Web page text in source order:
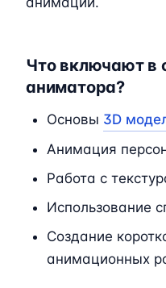
Что включают в
аниматора?
Основы 3D
Анимация
Работа с
Использование
Создание
анимационных